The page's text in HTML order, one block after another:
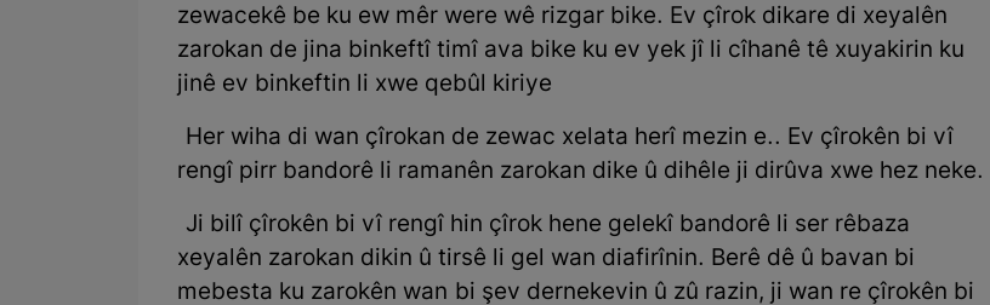
zewacekê be ku ew mêr were wê rizgar bike. Ev çîrok dikare di xeyalên
zarokan de jina binkeftî timî ava bike ku ev yek jî li cîhanê tê xuyakirin ku
jinê ev binkeftin li xwe qebûl kiriye
Her wiha di wan çîrokan de zewac xelata herî mezin e.. Ev çîrokên bi vî
rengî pirr bandorê li ramanên zarokan dike û dihêle ji dirûva xwe hez neke.
Ji bilî çîrokên bi vî rengî hin çîrok hene gelekî bandorê li ser rêbaza
xeyalên zarokan dikin û tirsê li gel wan diafirînin. Berê dê û bavan bi
mebesta ku zarokên wan bi şev dernekevin û zû razin, ji wan re çîrokên bi